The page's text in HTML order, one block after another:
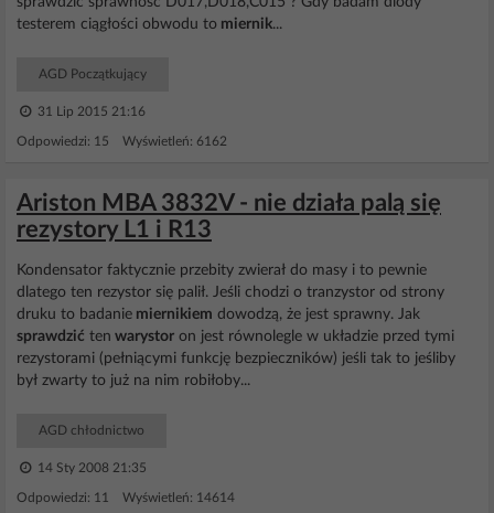
testerem ciągłości obwodu to miernik...
AGD Początkujący
31 Lip 2015 21:16
Odpowiedzi: 15 Wyświetleń: 6162
Ariston MBA 3832V - nie działa palą się
rezystory L1 i R13
Kondensator faktycznie przebity zwierał do masy i to pewnie
dlatego ten rezystor się palił. Jeśli chodzi o tranzystor od strony
druku to badanie miernikiem dowodzą, że jest sprawny. Jak
sprawdzić ten warystor on jest równolegle w układzie przed tymi
rezystorami (pełniącymi funkcję bezpieczników) jeśli tak to jeśliby
był zwarty to już na nim robiłoby...
AGD chłodnictwo
14 Sty 2008 21:35
Odpowiedzi: 11 Wyświetleń: 14614